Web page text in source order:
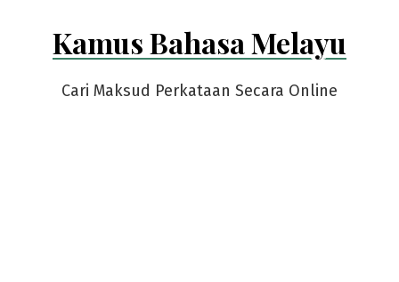
Kamus Bahasa Melayu
Cari Maksud Perkataan Secara Online